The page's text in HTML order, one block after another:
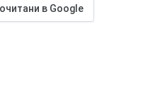
в Google